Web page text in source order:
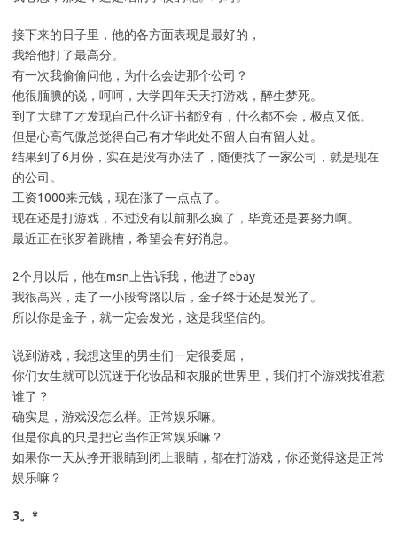
接下来的日子里，他的各方面表现是最好的，
我给他打了最高分。
有一次我偷偷问他，为什么会进那个公司？
他很腼腆的说，呵呵，大学四年天天打游戏，醉生梦死。
到了大肆了才发现自己什么证书都没有，什么都不会，极点又低。
但是心高气傲总觉得自己有才华此处不留人自有留人处。
结果到了6月份，实在是没有办法了，随便找了一家公司，就是现在
的公司。
工资1000来元钱，现在涨了一点点了。
现在还是打游戏，不过没有以前那么疯了，毕竟还是要努力啊。
最近正在张罗着跳槽，希望会有好消息。
2个月以后，他在msn上告诉我，他进了ebay
我很高兴，走了一小段弯路以后，金子终于还是发光了。
所以你是金子，就一定会发光，这是我坚信的。
说到游戏，我想这里的男生们一定很委屈，
你们女生就可以沉迷于化妆品和衣服的世界里，我们打个游戏找谁惹
谁了？
确实是，游戏没怎么样。正常娱乐嘛。
但是你真的只是把它当作正常娱乐嘛？
如果你一天从挣开眼睛到闭上眼睛，都在打游戏，你还觉得这是正常
娱乐嘛？
3。*